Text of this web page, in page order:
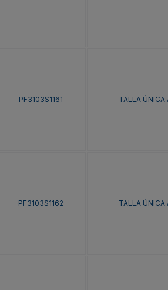
PF3103S1161 TALLA ÚNICA
PF3103S1162 TALLA ÚNICA